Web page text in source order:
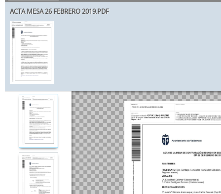
ACTA MESA 26 FEBRERO 2019.PDF